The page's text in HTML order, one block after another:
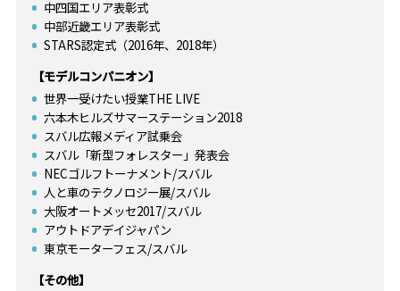
中四国エリア表彰式
中部近畿エリア表彰式
STARS認定式（2016年、2018年）
【モデルコンパニオン】
世界一受けたい授業THE LIVE
六本木ヒルズサマーステーション2018
スバル広報メディア試乗会
スバル「新型フォレスター」発表会
NECゴルフトーナメント/スバル
人と車のテクノロジー展/スバル
大阪オートメッセ2017/スバル
アウトドアデイジャパン
東京モーターフェス/スバル
【その他】